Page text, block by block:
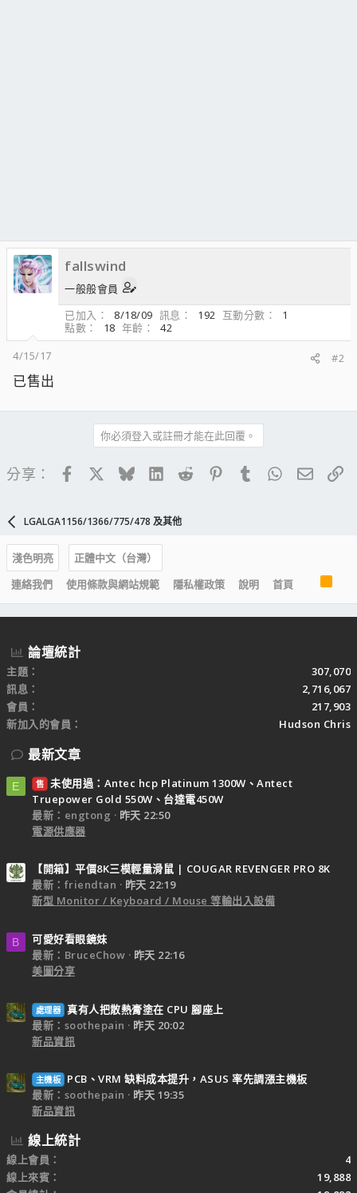
fallswind
一般般會員
已加入
8/18/09 訊息 192 互動分數
1
點數
18 年齡
42
4/15/17
#2
已售出
你必須登入或註冊才能在此回覆。
分享： FacebookBlueskyLinkedIn
Reddit PinterestTumblrWhatsApp
電子
LGALGA1156/1366/775/478 及其他
淺色明亮
正體中文（台灣）
連絡我們
使用條款與網站規範 隱私權政策 說明 首頁
S
論壇統計
主題
307,070
訊息
2,716,067
會員
217,903
新加入的會員
Hudson Chris
最新文章
E 售 未使用過：Antec hcp Platinum 1300W、Antect
Truepower Gold 550W、台達電450W
最新：engtong
昨天 22:50
電源供應器
【開箱】平價8K三模輕量滑鼠 | COUGAR REVENGER PRO 8K
最新：friendtan
昨天 22:19
新型 Monitor / Keyboard / Mouse 等輸出入設備
B
可愛好看眼鏡妹
最新：BruceChow
昨天 22:16
美圖分享
處理器 真有人把散熱膏塗在 CPU 腳座上
最新：soothepain
昨天 20:02
新品資訊
主機板
PCB、VRM 缺料成本提升，ASUS 率先調漲主機板
最新：soothepain
昨天 19:35
新品資訊
線上統計
線上會員
4
線上來賓
19,888